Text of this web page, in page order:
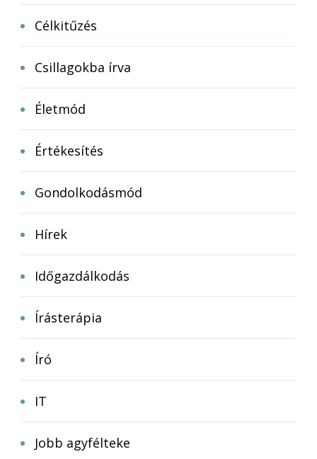
Célkitűzés
Csillagokba írva
Életmód
Értékesítés
Gondolkodásmód
Hírek
Időgazdálkodás
Írásterápia
Író
IT
Jobb agyfélteke